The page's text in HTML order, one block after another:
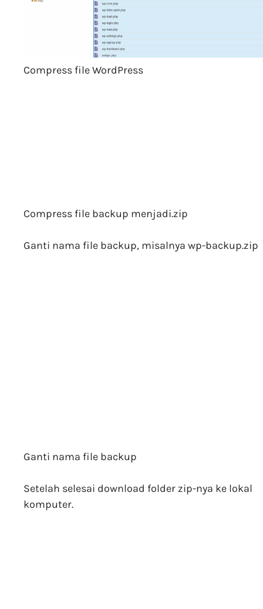
Compress file WordPress
Compress file backup menjadi.zip
Ganti nama file backup, misalnya wp-backup.zip
Ganti nama file backup
Setelah selesai download folder zip-nya ke lokal
komputer.